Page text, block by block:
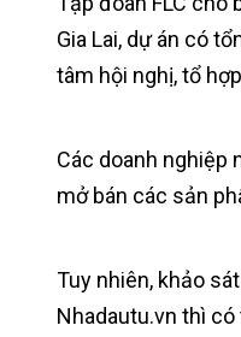
Gia Lai, dự án có
tâm hội nghị, tổ
Các doanh nghiệp
mở bán các sản
Tuy nhiên, khảo
Nhadautu.vn thì